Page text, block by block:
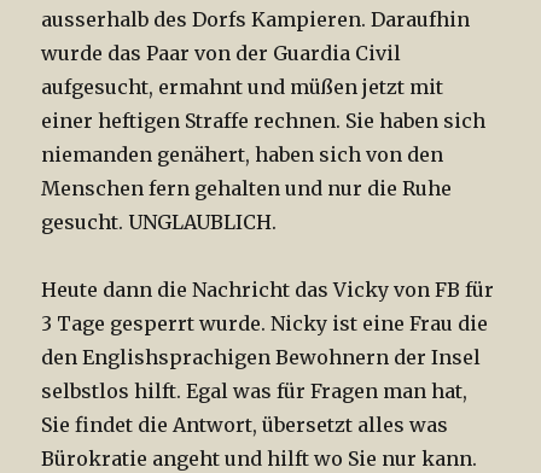
ausserhalb des Dorfs Kampieren. Daraufhin
wurde das Paar von der Guardia Civil
aufgesucht, ermahnt und müßen jetzt mit
einer heftigen Straffe rechnen. Sie haben sich
niemanden genähert, haben sich von den
Menschen fern gehalten und nur die Ruhe
gesucht. UNGLAUBLICH.
Heute dann die Nachricht das Vicky von FB für
3 Tage gesperrt wurde. Nicky ist eine Frau die
den Englishsprachigen Bewohnern der Insel
selbstlos hilft. Egal was für Fragen man hat,
Sie findet die Antwort, übersetzt alles was
Bürokratie angeht und hilft wo Sie nur kann.